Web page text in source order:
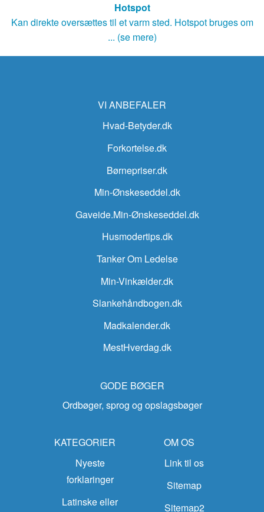
Hotspot
Kan direkte oversættes til et varm sted. Hotspot bruges om
... (se mere)
VI ANBEFALER
Hvad-Betyder.dk
Forkortelse.dk
Børnepriser.dk
Min-Ønskeseddel.dk
Gaveide.Min-Ønskeseddel.dk
Husmodertips.dk
Tanker Om Ledelse
Min-Vinkælder.dk
Slankehåndbogen.dk
Madkalender.dk
MestHverdag.dk
GODE BØGER
Ordbøger, sprog og opslagsbøger
KATEGORIER
Nyeste
forklaringer
Latinske eller
OM OS
Link til os
Sitemap
Sitemap2